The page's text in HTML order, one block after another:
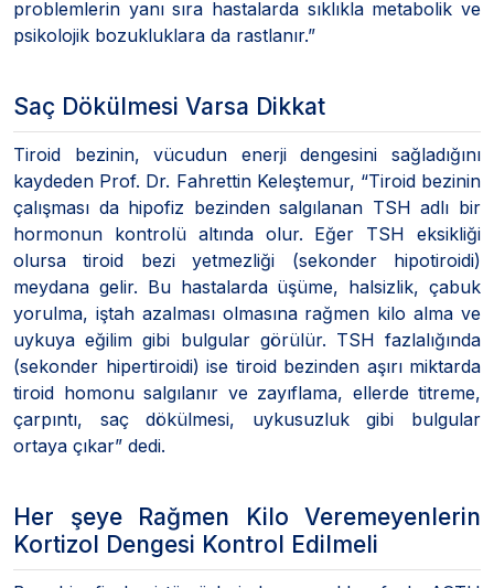
problemlerin yanı sıra hastalarda sıklıkla metabolik ve
psikolojik bozukluklara da rastlanır.”
Saç Dökülmesi Varsa Dikkat
Tiroid bezinin, vücudun enerji dengesini sağladığını
kaydeden Prof. Dr. Fahrettin Keleştemur, “Tiroid bezinin
çalışması da hipofiz bezinden salgılanan TSH adlı bir
hormonun kontrolü altında olur. Eğer TSH eksikliği
olursa tiroid bezi yetmezliği (sekonder hipotiroidi)
meydana gelir. Bu hastalarda üşüme, halsizlik, çabuk
yorulma, iştah azalması olmasına rağmen kilo alma ve
uykuya eğilim gibi bulgular görülür. TSH fazlalığında
(sekonder hipertiroidi) ise tiroid bezinden aşırı miktarda
tiroid homonu salgılanır ve zayıflama, ellerde titreme,
çarpıntı, saç dökülmesi, uykusuzluk gibi bulgular
ortaya çıkar” dedi.
Her şeye Rağmen Kilo Veremeyenlerin
Kortizol Dengesi Kontrol Edilmeli